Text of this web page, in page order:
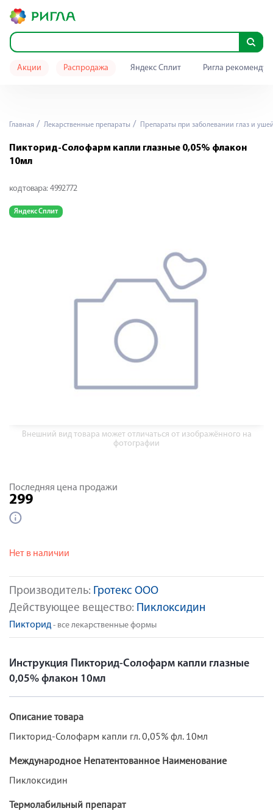
Акции Распродажа Яндекс Сплит Ригла
Главная Лекарственные препараты Препараты при заболевании глаз и
Пикторид-Солофарм капли глазные 0,05% флакон
10мл
код товара: 4992772
Яндекс Сплит
Внешний вид товара может отличаться от изображённого на
фотографии
Производитель: Гротекс ООО
Действующее вещество: Пиклоксидин
Пикторид - все лекарственные формы
Последняя цена продажи
299
Нет в наличии
Инструкция Пикторид-Солофарм капли глазные
0,05% флакон 10мл
Описание товара
Пикторид-Солофарм капли гл. 0,05% фл. 10мл
Международное Непатентованное Наименование
Пиклоксидин
Термолабильный препарат